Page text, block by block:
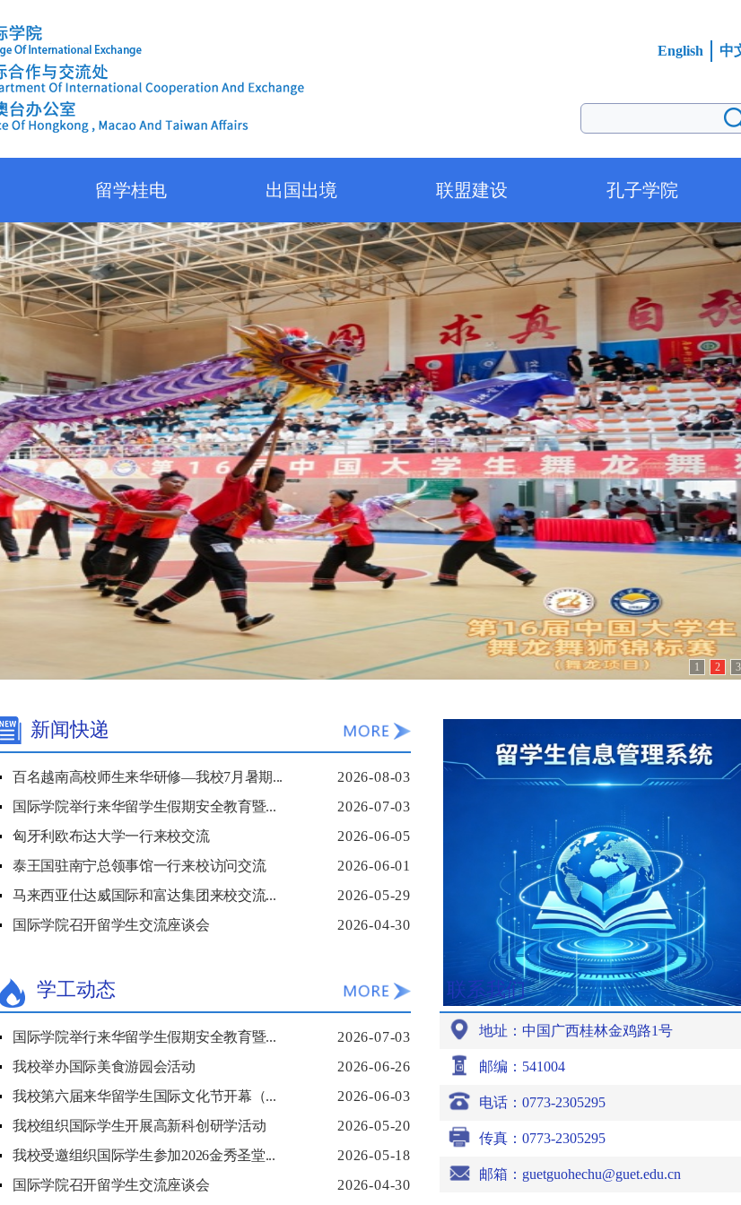
中
English
留学桂电 出国出境 联盟建设 孔子学院
1 2 3
新闻快递
2026-08-03
百名越南高校师生来华研修—我校7月暑期...
2026-07-03
国际学院举行来华留学生假期安全教育暨...
2026-06-05
匈牙利欧布达大学一行来校交流
2026-06-01
泰王国驻南宁总领事馆一行来校访问交流
2026-05-29
马来西亚仕达威国际和富达集团来校交流...
2026-04-30
国际学院召开留学生交流座谈会
学工动态
2026-07-03
国际学院举行来华留学生假期安全教育暨...
2026-06-26
我校举办国际美食游园会活动
2026-06-03
我校第六届来华留学生国际文化节开幕（...
2026-05-20
我校组织国际学生开展高新科创研学活动
2026-05-18
我校受邀组织国际学生参加2026金秀圣堂...
2026-04-30
国际学院召开留学生交流座谈会
联系我们
地址：中国广西桂林金鸡路1号
邮编：541004
电话：0773-2305295
传真：0773-2305295
邮箱：guetguohechu@guet.edu.cn